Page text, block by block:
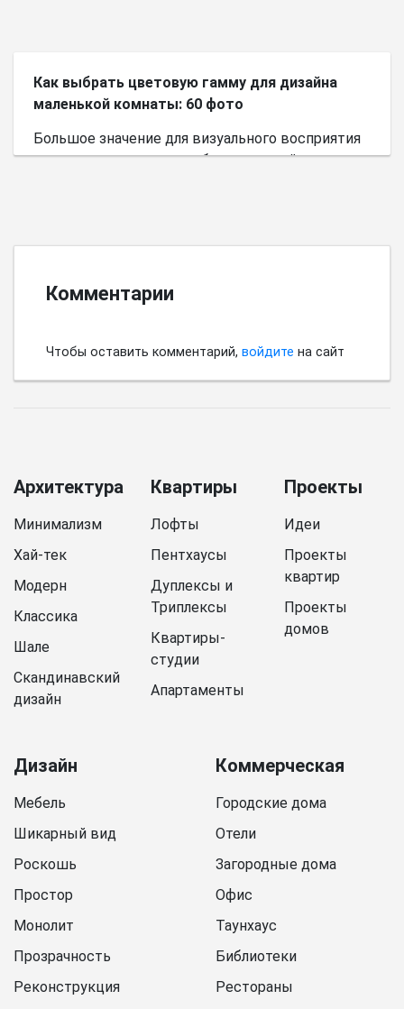
Как выбрать цветовую гамму для дизайна
маленькой комнаты: 60 фото
Большое значение для визуального восприятия
пространства имеет выбор цветовой палитры.
Комментарии
Чтобы оставить комментарий, войдите на сайт
Архитектура
Минимализм
Хай-тек
Модерн
Классика
Шале
Скандинавский
дизайн
Квартиры
Лофты
Пентхаусы
Дуплексы и
Триплексы
Квартиры-
студии
Апартаменты
Проекты
Идеи
Проекты
квартир
Проекты
домов
Дизайн
Мебель
Шикарный вид
Роскошь
Простор
Монолит
Прозрачность
Реконструкция
Коммерческая
Городские дома
Отели
Загородные дома
Офис
Таунхаус
Библиотеки
Рестораны